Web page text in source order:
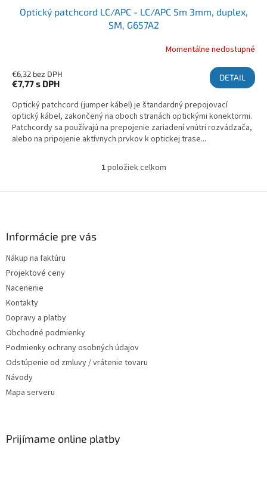
Optický patchcord LC/APC - LC/APC 5m 3mm, duplex,
SM, G657A2
Momentálne nedostupné
€6,32 bez DPH
€7,77s DPH
DETAIL
Optický patchcord (jumper kábel) je štandardný prepojovací
optický kábel, zakončený na oboch stranách optickými konektormi.
Patchcordy sa používajú na prepojenie zariadení vnútri rozvádzača,
alebo na pripojenie aktívnych prvkov k optickej trase...
Ovládacie prvky výpisu
1položiek celkom
Informácie pre vás
Nákup na faktúru
Projektové ceny
Nacenenie
Kontakty
Dopravy a platby
Obchodné podmienky
Podmienky ochrany osobných údajov
Odstúpenie od zmluvy / vrátenie tovaru
Návody
Mapa serveru
Prijímame online platby